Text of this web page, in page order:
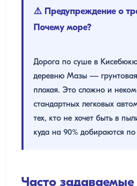
⚠️ Предупреждение о
Почему море?
Дорога по суше в
деревню Мазы —
плохая. Это сложно и
стандартных легковых
тех, кто не хочет быть в
куда на 90% добираются
Часто